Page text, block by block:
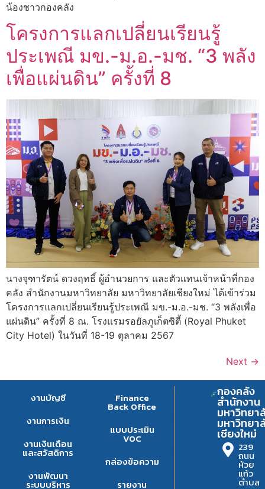
น้องชาวกองคลัง
โครงการแลกเปลี่ยนเรียนรู้
ประเพณี มข.-ม.อ.-มช. “3 พลัง
เพื่อแผ่นดิน” ครั้งที่ 8
นางจุฑารัตน์ ดวงฤทธิ์ ผู้อำนวยการ และตัวแทนเจ้าหน้าที่กอง
คลัง สำนักงานมหาวิทยาลัย มหาวิทยาลัยเชียงใหม่ ได้เข้าร่วม
โครงการแลกเปลี่ยนเรียนรู้ประเพณี มข.-ม.อ.-มช. “3 พลังเพื่อ
แผ่นดิน” ครั้งที่ 8 ณ. โรงแรมรอยัลภูเก็ตซิตี้ (Royal Phuket
City Hotel) ในวันที่ 18-19 ตุลาคม 2567
Next →
งานบัญชี
งานการเงิน
งานเงินเดือน
และสวัสดิการ
งานพัฒนา
ระบบบริหาร
Finance
Back Office
แบบประเมิน
VOC
กล่องข้อความ
รายงาน
กองคลัง
สำนักงาน
มหาวิทยา
มหาวิทยา
เชียงใหม่
239
ถนน
ห้วย
แก้ว
ตำบล